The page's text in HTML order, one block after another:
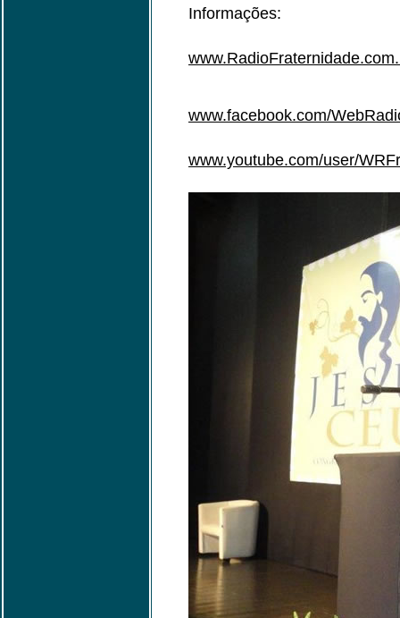
Informações:
www.facebook.com/
www.youtube.com/user/